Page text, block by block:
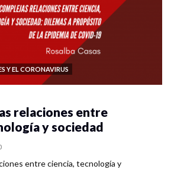
Y EL CORONAVIRUS
relaciones entre
y sociedad
entre ciencia, tecnología y